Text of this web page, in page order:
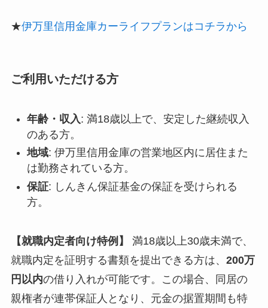
★伊万里信用金庫カーライフプランはコチラから
ご利用いただける方
年齢・収入: 満18歳以上で、安定した継続収入
のある方。
地域: 伊万里信用金庫の営業地区内に居住また
は勤務されている方。
保証: しんきん保証基金の保証を受けられる
方。
【就職内定者向け特例】
満18歳以上30歳未満で、
就職内定を証明する書類を提出できる方は、 200万
円以内の借り入れが可能です。この場合、同居の
親権者が連帯保証人となり、元金の据置期間も特